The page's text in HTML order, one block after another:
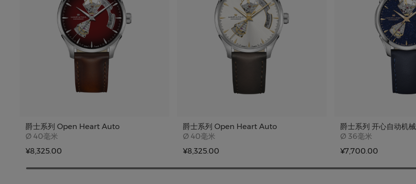
爵士系列 Open Heart Auto
Ø Case size
40毫米
¥8,325.00
爵士系列 Open Heart Auto
Ø Case size
40毫米
¥8,325.00
爵士系列 开心自动机械
Ø Case size
36毫米
¥7,700.00